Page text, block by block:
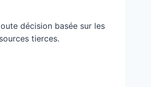
décision basée sur les
tierces.